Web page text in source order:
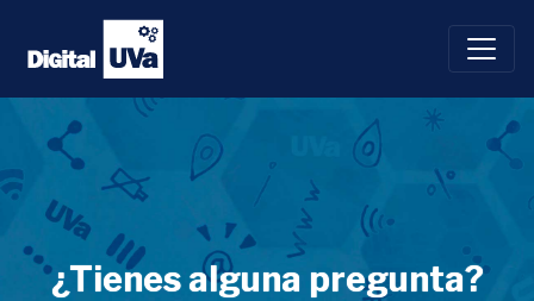
Saltar
contenido
¿Tienes alguna pregunta?